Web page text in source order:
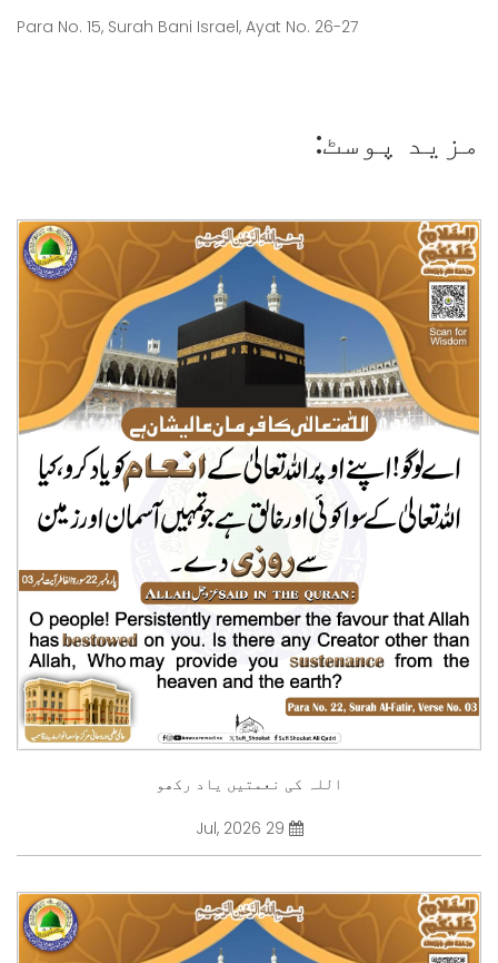
Para No. 15, Surah Bani Israel, Ayat No. 26-27
مزید پوسٹ:
اللہ کی نعمتیں یاد رکھو